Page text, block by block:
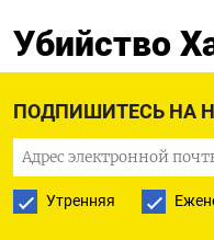
ПОДПИШИТЕСЬ НА
Утренняя
Убийство
подорвать
иранского
02.03.2026